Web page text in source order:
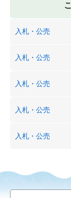
入札・公売
入札・公売
入札・公売
入札・公売
入札・公売